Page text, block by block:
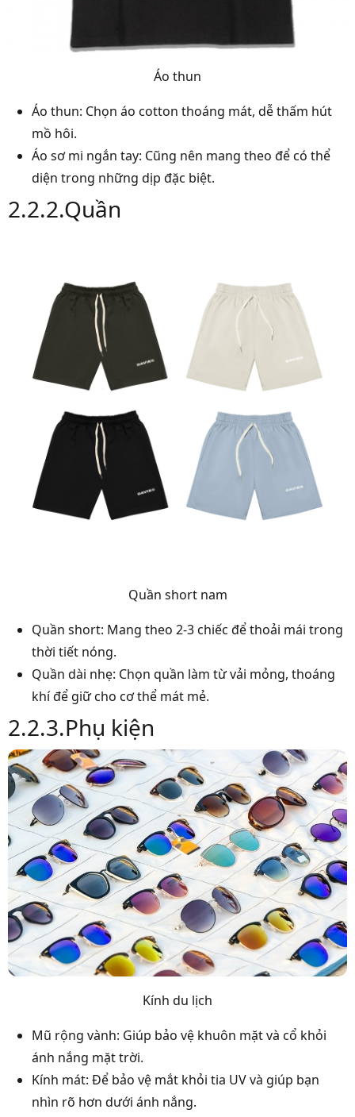
Áo thun
Áo thun: Chọn áo cotton thoáng mát, dễ thấm hút
mồ hôi.
Áo sơ mi ngắn tay: Cũng nên mang theo để có thể
diện trong những dịp đặc biệt.
2.2.2.Quần
Quần short nam
Quần short: Mang theo 2-3 chiếc để thoải mái trong
thời tiết nóng.
Quần dài nhẹ: Chọn quần làm từ vải mỏng, thoáng
khí để giữ cho cơ thể mát mẻ.
2.2.3.Phụ kiện
Kính du lịch
Mũ rộng vành: Giúp bảo vệ khuôn mặt và cổ khỏi
ánh nắng mặt trời.
Kính mát: Để bảo vệ mắt khỏi tia UV và giúp bạn
nhìn rõ hơn dưới ánh nắng.